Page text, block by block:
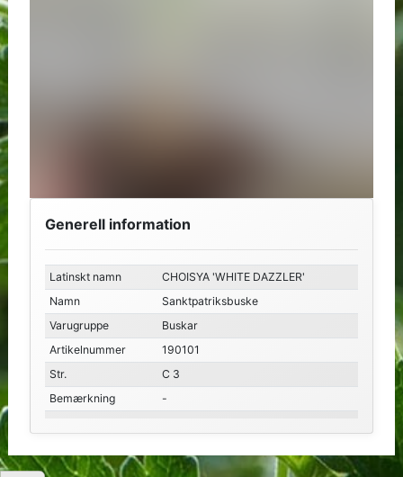
Generell information
Latinskt namn
CHOISYA 'WHITE DAZZLER'
Namn
Sanktpatriksbuske
Varugruppe
Buskar
Artikelnummer
190101
Str.
C 3
Bemærkning
-